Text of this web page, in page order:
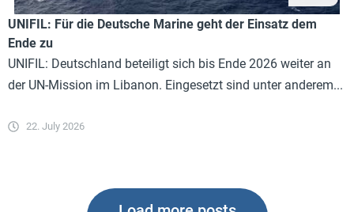
UNIFIL: Für die Deutsche Marine geht der Einsatz dem
Ende zu
UNIFIL: Deutschland beteiligt sich bis Ende 2026 weiter an
der UN-Mission im Libanon. Eingesetzt sind unter anderem...
22. July 2026